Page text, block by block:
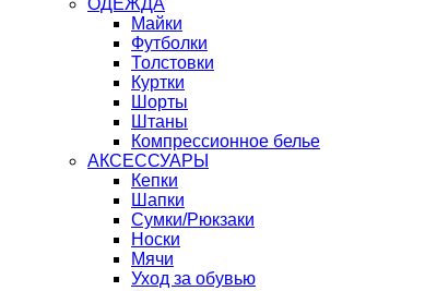
ОДЕЖДА
Майки
Футболки
Толстовки
Куртки
Шорты
Штаны
Компрессионное белье
АКСЕССУАРЫ
Кепки
Шапки
Сумки/Рюкзаки
Носки
Мячи
Уход за обувью